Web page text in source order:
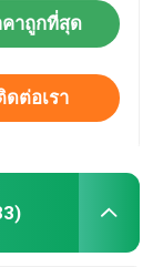
คาถูกที่สุด
ดต่อเรา